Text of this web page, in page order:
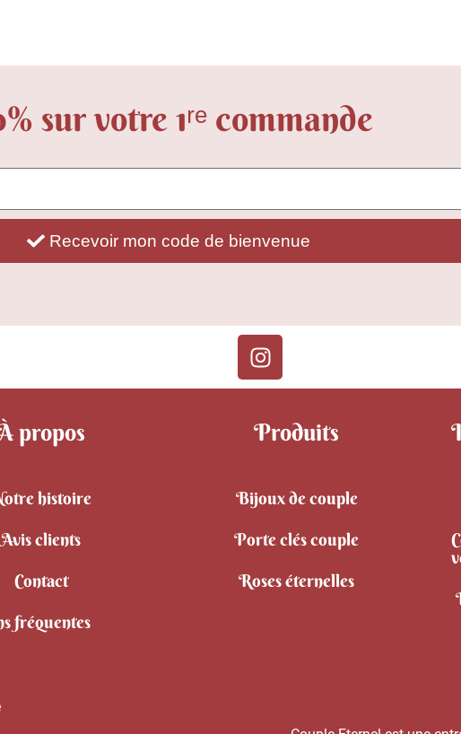
sur votre 1ʳᵉ commande
Recevoir mon code de bienvenue
propos
histoire
Avis clients
Contact
fréquentes
Produits
Bijoux de couple
Porte clés couple
Roses éternelles